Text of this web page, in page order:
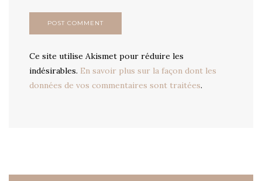
Ce site utilise Akismet pour réduire les
indésirables. En savoir plus sur la façon dont les
données de vos commentaires sont traitées.